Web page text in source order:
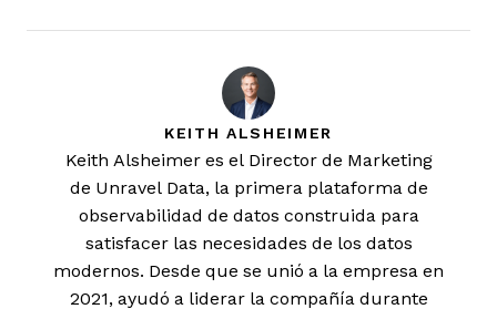
KEITH ALSHEIMER
Keith Alsheimer es el Director de Marketing
de Unravel Data, la primera plataforma de
observabilidad de datos construida para
satisfacer las necesidades de los datos
modernos. Desde que se unió a la empresa en
2021, ayudó a liderar la compañía durante